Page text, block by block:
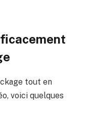
tout en
voici quelques